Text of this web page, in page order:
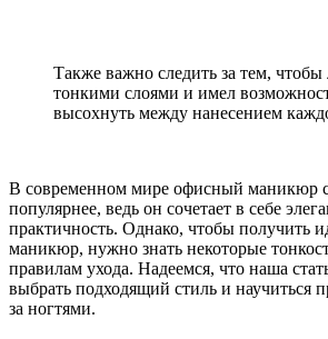
Также важно следить за тем, чтобы
тонкими слоями и имел
высохнуть между нанесением
В современном мире офисный маникюр
популярнее, ведь он сочетает в себе
практичность. Однако, чтобы получить
маникюр, нужно знать некоторые
правилам ухода. Надеемся, что наша
выбрать подходящий стиль и научиться
за ногтями.